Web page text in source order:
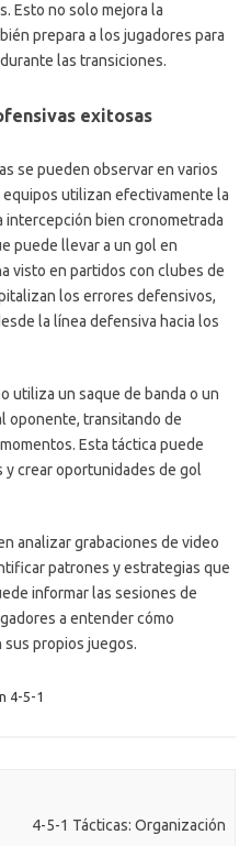
Esto no solo mejora la
prepara a los jugadores para
las transiciones.
exitosas
se pueden observar en varios
utilizan efectivamente la
intercepción bien cronometrada
puede llevar a un gol en
visto en partidos con clubes de
los errores defensivos,
la línea defensiva hacia los
utiliza un saque de banda o un
oponente, transitando de
Esta táctica puede
crear oportunidades de gol
analizar grabaciones de video
patrones y estrategias que
informar las sesiones de
a entender cómo
propios juegos.
4-5-1
4-5-1 Tácticas: Organización